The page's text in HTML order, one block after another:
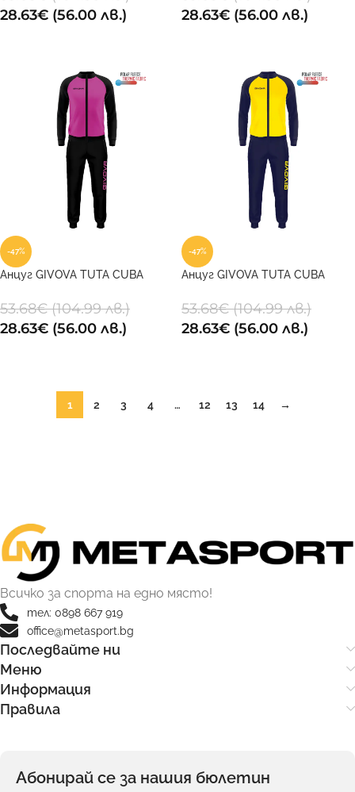
28.63€ (56.00 лв.)
28.63€ (56.00 лв.)
-47%
Анцуг GIVOVA TUTA CUBA
53.68€(104.99 лв.)
28.63€ (56.00 лв.)
-47%
Анцуг GIVOVA TUTA CUBA
53.68€(104.99 лв.)
28.63€ (56.00 лв.)
1 2 3 4 … 12 13 14 →
Всичко за спорта на едно място!
тел: 0898 667 919
office@metasport.bg
Последвайте ни
Меню
Информация
Правила
Абонирай се за нашия бюлетин